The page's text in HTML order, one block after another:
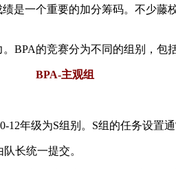
是一个重要的加分筹码。不少
的竞赛分为不同的组别，包
BPA-主观组
年级为S组别。S组的任务设置
长统一提交。